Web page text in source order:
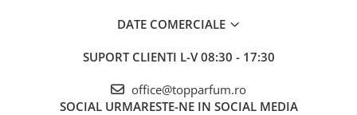
DATE COMERCIALE
SUPORT CLIENTI L-V 08:30 - 17:30
office@topparfum.ro
SOCIAL URMARESTE-NE IN SOCIAL MEDIA